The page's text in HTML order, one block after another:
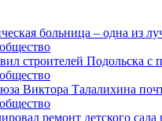
больница – одна из
строителей Подольска с
Виктора Талалихина
ремонт детского